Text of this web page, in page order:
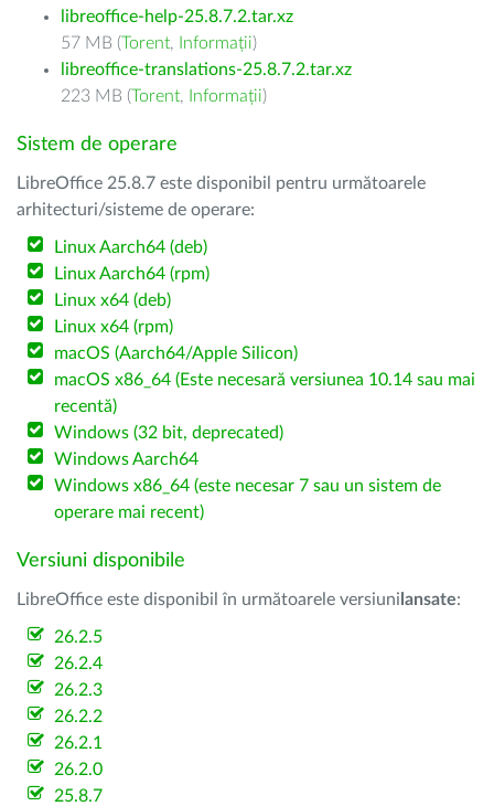
libreoffice-help-25.8.7.2.tar.xz
57 MB (Torent, Informații)
libreoffice-translations-25.8.7.2.tar.xz
223 MB (Torent, Informații)
Sistem de operare
LibreOffice 25.8.7 este disponibil pentru următoarele
arhitecturi/sisteme de operare:
Linux Aarch64 (deb)
Linux Aarch64 (rpm)
Linux x64 (deb)
Linux x64 (rpm)
macOS (Aarch64/Apple Silicon)
macOS x86_64 (Este necesară versiunea 10.14 sau mai
recentă)
Windows (32 bit, deprecated)
Windows Aarch64
Windows x86_64 (este necesar 7 sau un sistem de
operare mai recent)
Versiuni disponibile
LibreOffice este disponibil în următoarele versiuni lansate:
26.2.5
26.2.4
26.2.3
26.2.2
26.2.1
26.2.0
25.8.7